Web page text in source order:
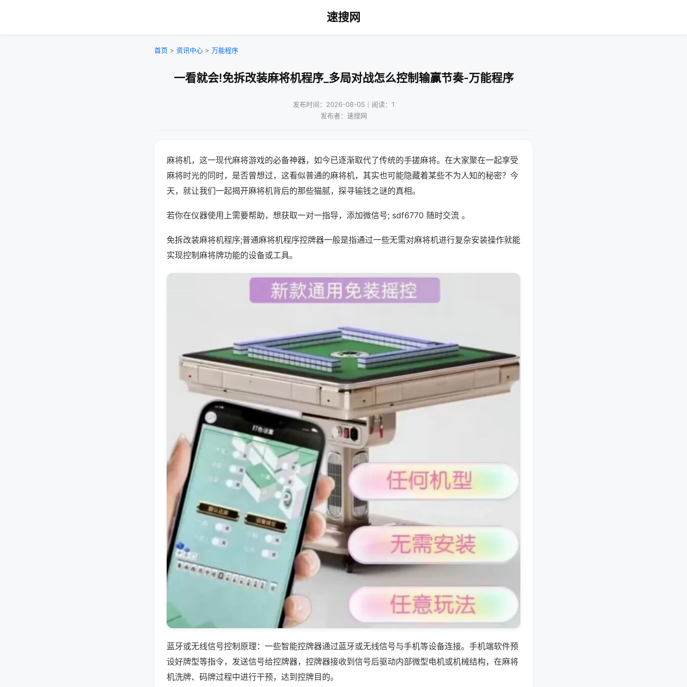
速搜网
首页 > 资讯中心 > 万能程序
一看就会!免拆改装麻将机程序_多局对战怎么控制输赢节奏-万能程序
发布时间：2026-08-05｜阅读：1
发布者：速搜网
麻将机，这一现代麻将游戏的必备神器，如今已逐渐取代了传统的手搓麻将。在大家聚在一起享受
麻将时光的同时，是否曾想过，这看似普通的麻将机，其实也可能隐藏着某些不为人知的秘密？今
天，就让我们一起揭开麻将机背后的那些猫腻，探寻输钱之谜的真相。
若你在仪器使用上需要帮助，想获取一对一指导，添加微信号; sdf6770 随时交流 。
免拆改装麻将机程序;普通麻将机程序控牌器一般是指通过一些无需对麻将机进行复杂安装操作就能
实现控制麻将牌功能的设备或工具。
蓝牙或无线信号控制原理：一些智能控牌器通过蓝牙或无线信号与手机等设备连接。手机端软件预
设好牌型等指令，发送信号给控牌器，控牌器接收到信号后驱动内部微型电机或机械结构，在麻将
机洗牌、码牌过程中进行干预，达到控牌目的。